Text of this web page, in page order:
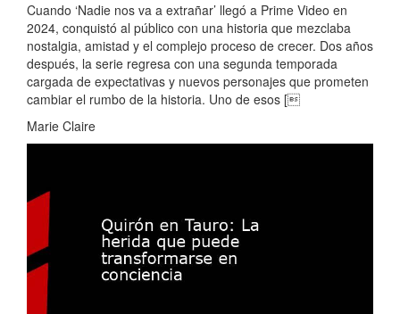
Cuando ‘Nadie nos va a extrañar’ llegó a Prime Video en
2024, conquistó al público con una historia que mezclaba
nostalgia, amistad y el complejo proceso de crecer. Dos años
después, la serie regresa con una segunda temporada
cargada de expectativas y nuevos personajes que prometen
cambiar el rumbo de la historia. Uno de esos [
Marie Claire